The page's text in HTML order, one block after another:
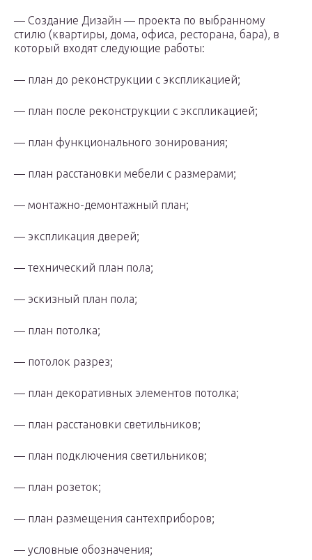
— Создание Дизайн — проекта по выбранному
стилю (квартиры, дома, офиса, ресторана, бара), в
который входят следующие работы:
— план до реконструкции с экспликацией;
— план после реконструкции с экспликацией;
— план функционального зонирования;
— план расстановки мебели с размерами;
— монтажно-демонтажный план;
— экспликация дверей;
— технический план пола;
— эскизный план пола;
— план потолка;
— потолок разрез;
— план декоративных элементов потолка;
— план расстановки светильников;
— план подключения светильников;
— план розеток;
— план размещения сантехприборов;
— условные обозначения;